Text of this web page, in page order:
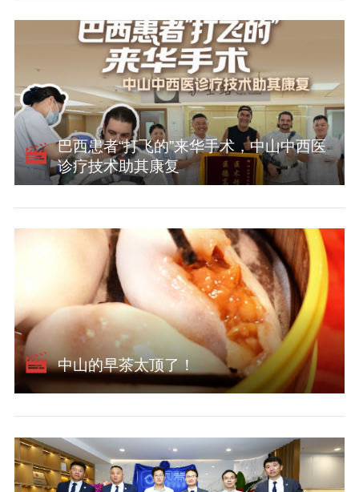
巴西患者“打飞的”来华手术，中山中西医
诊疗技术助其康复
中山的早茶太顶了！